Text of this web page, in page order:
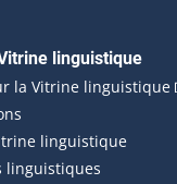
linguistique
la Vitrine linguistique
linguistique
linguistiques